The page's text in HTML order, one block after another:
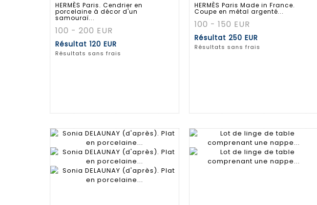
HERMÈS Paris. Cendrier en
porcelaine à décor d'un
samouraï...
100 - 200 EUR
Résultat 120 EUR
Résultats sans frais
HERMÈS Paris Made in France.
Coupe en métal argenté...
100 - 150 EUR
Résultat 250 EUR
Résultats sans frais